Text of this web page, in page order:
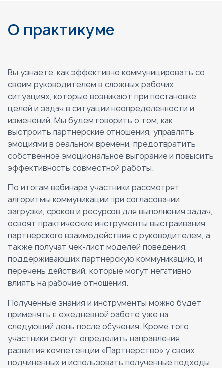
О практикуме
Вы узнаете, как эффективно коммуницировать со
своим руководителем в сложных рабочих
ситуациях, которые возникают при постановке
целей и задач в ситуации неопределенности и
изменений. Мы будем говорить о том, как
выстроить партнерские отношения, управлять
эмоциями в реальном времени, предотвратить
собственное эмоциональное выгорание и повысить
эффективность совместной работы.
По итогам вебинара участники рассмотрят
алгоритмы коммуникации при согласовании
загрузки, сроков и ресурсов для выполнения задач,
освоят практические инструменты выстраивания
партнерского взаимодействия с руководителем, а
также получат чек-лист моделей поведения,
поддерживающих партнерскую коммуникацию, и
перечень действий, которые могут негативно
влиять на рабочие отношения.
Полученные знания и инструменты можно будет
применять в ежедневной работе уже на
следующий день после обучения. Кроме того,
участники смогут определить направления
развития компетенции «Партнерство» у своих
подчиненных и использовать полученные подходы